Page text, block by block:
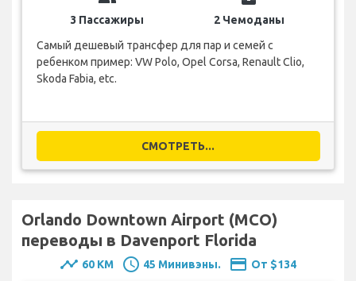
3 Пассажиры
2 Чемоданы
Самый дешевый трансфер для пар и семей с
ребенком пример: VW Polo, Opel Corsa, Renault Clio,
Skoda Fabia, etc.
СМОТРЕТЬ...
Orlando Downtown Airport (MCO)
переводы в Davenport Florida
timeline 60 KM schedule 45 Минивэны. payment От $134